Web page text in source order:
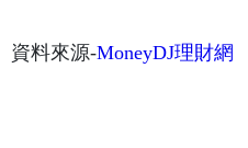
資料來源-MoneyDJ理財網